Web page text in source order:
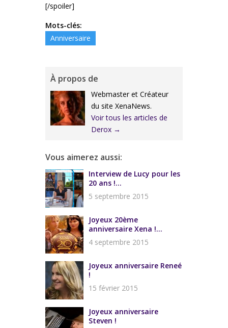
[/spoiler]
Mots-clés:
Anniversaire
À propos de
Webmaster et Créateur
du site XenaNews.
Voir tous les articles de
Derox →
Vous aimerez aussi:
Interview de Lucy pour les
20 ans !...
5 septembre 2015
Joyeux 20ème
anniversaire Xena !...
4 septembre 2015
Joyeux anniversaire Reneé
!
15 février 2015
Joyeux anniversaire
Steven !